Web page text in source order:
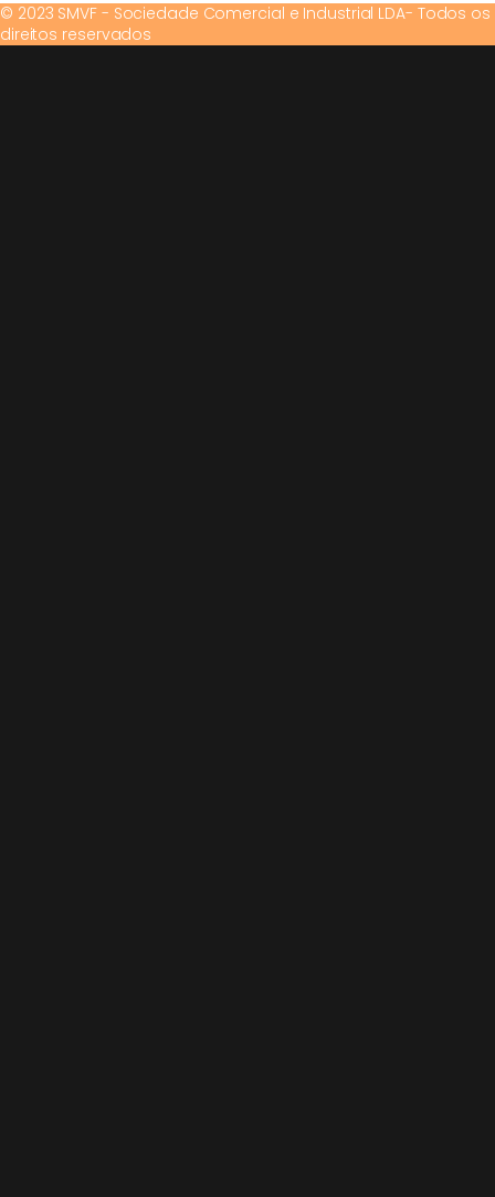
© 2023 SMVF - Sociedade Comercial e Industrial LDA- Todos os
direitos reservados